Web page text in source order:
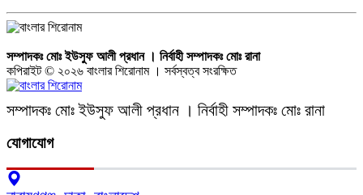
সম্পাদকঃ মোঃ ইউসুফ আলী প্রধান । নির্বাহী সম্পাদকঃ মোঃ রানা
কপিরাইট © ২০২৬ বাংলার শিরোনাম । সর্বস্বত্ব সংরক্ষিত
সম্পাদকঃ মোঃ ইউসুফ আলী প্রধান । নির্বাহী সম্পাদকঃ মোঃ রানা
যোগাযোগ